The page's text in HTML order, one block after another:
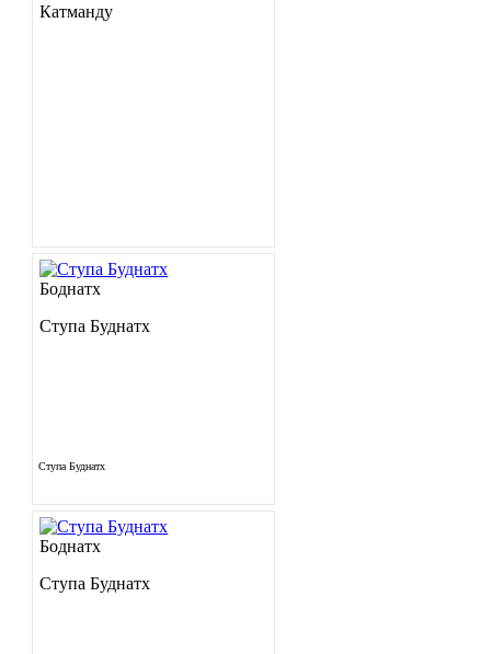
Катманду
Боднатх
Ступа Буднатх
Ступа Буднатх
Боднатх
Ступа Буднатх